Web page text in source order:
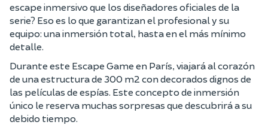
escape inmersivo que los diseñadores oficiales de la
serie? Eso es lo que garantizan el profesional y su
equipo: una inmersión total, hasta en el más mínimo
detalle.
Durante este Escape Game en París, viajará al corazón
de una estructura de 300 m2 con decorados dignos de
las películas de espías. Este concepto de inmersión
único le reserva muchas sorpresas que descubrirá a su
debido tiempo.